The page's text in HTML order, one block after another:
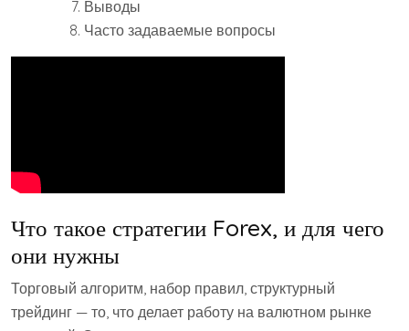
Выводы
Часто задаваемые вопросы
Что такое стратегии Forex, и для чего
они нужны
Торговый алгоритм, набор правил, структурный
трейдинг — то, что делает работу на валютном рынке